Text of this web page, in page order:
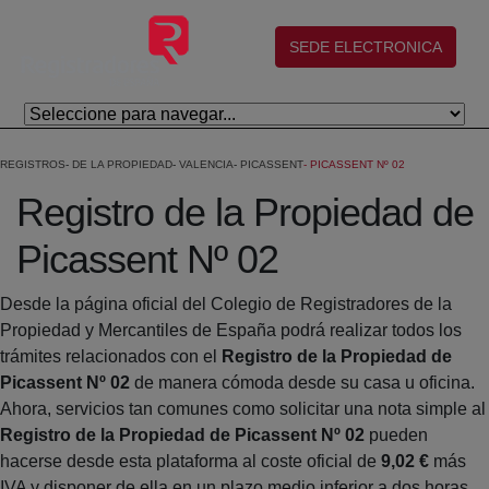
Skip to Main Content
(abre en nueva ventana)
SEDE ELECTRONICA
REGISTROS DE LA PROPIEDAD VALENCIA PICASSENT PICASSENT Nº 02
Registro de la Propiedad de
Picassent Nº 02
Desde la página oficial del Colegio de Registradores de la
Propiedad y Mercantiles de España podrá realizar todos los
trámites relacionados con el
Registro de la Propiedad de
Picassent Nº 02 de manera cómoda desde su casa u oficina.
Ahora, servicios tan comunes como solicitar una nota simple al
Registro de la Propiedad de Picassent Nº 02 pueden
hacerse desde esta plataforma al coste oficial de 9,02 € más